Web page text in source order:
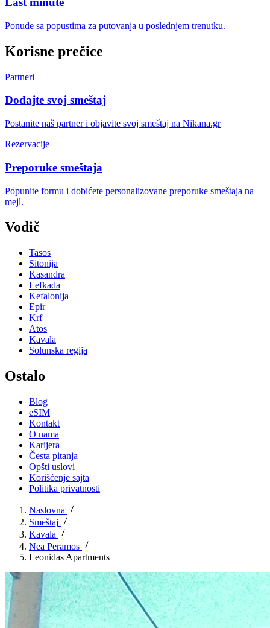
Ponude sa popustima za putovanja u poslednjem trenutku.
Korisne prečice
Partneri
Dodajte svoj smeštaj
Postanite naš partner i objavite svoj smeštaj na Nikana.gr
Rezervacije
Preporuke smeštaja
Popunite formu i dobićete personalizovane preporuke smeštaja na
mejl.
Vodič
Tasos
Sitonija
Kasandra
Lefkada
Kefalonija
Epir
Krf
Atos
Kavala
Solunska regija
Ostalo
Blog
eSIM
Kontakt
O nama
Karijera
Česta pitanja
Opšti uslovi
Korišćenje sajta
Politika privatnosti
Naslovna
Smeštaj
Kavala
Nea Peramos
Leonidas Apartments